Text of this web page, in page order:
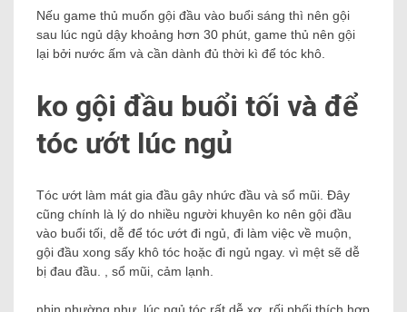
Nếu game thủ muốn gội đầu vào buổi sáng thì nên gội
sau lúc ngủ dậy khoảng hơn 30 phút, game thủ nên gội
lại bởi nước ấm và cần dành đủ thời kì để tóc khô.
ko gội đầu buổi tối và để
tóc ướt lúc ngủ
Tóc ướt làm mát gia đầu gây nhức đầu và sổ mũi. Đây
cũng chính là lý do nhiều người khuyên ko nên gội đầu
vào buổi tối, dễ để tóc ướt đi ngủ, đi làm việc về muộn,
gội đầu xong sấy khô tóc hoặc đi ngủ ngay. vì mệt sẽ dễ
bị đau đầu. , sổ mũi, cảm lạnh.